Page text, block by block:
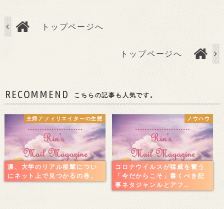
トップページへ
トップページへ
RECOMMEND こちらの記事も人気です。
主婦アフィリエイターの生態
凛、大学のリアル後輩につい
にネット上で見つかるの巻。
ノウハウ
コロナウイルスが猛威を奮う
「今だからこそ」書くべき記
事ネタジャンルとアフ…